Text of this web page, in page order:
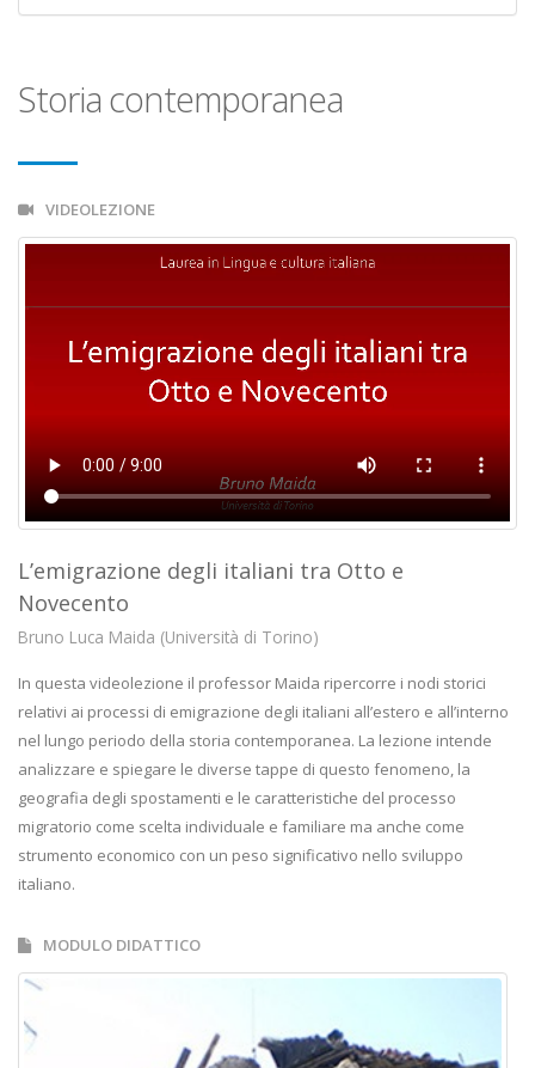
Storia contemporanea
VIDEOLEZIONE
L’emigrazione degli italiani tra Otto e
Novecento
Bruno Luca Maida (Università di Torino)
In questa videolezione il professor Maida ripercorre i nodi storici
relativi ai processi di emigrazione degli italiani all’estero e all’interno
nel lungo periodo della storia contemporanea. La lezione intende
analizzare e spiegare le diverse tappe di questo fenomeno, la
geografia degli spostamenti e le caratteristiche del processo
migratorio come scelta individuale e familiare ma anche come
strumento economico con un peso significativo nello sviluppo
italiano.
MODULO DIDATTICO